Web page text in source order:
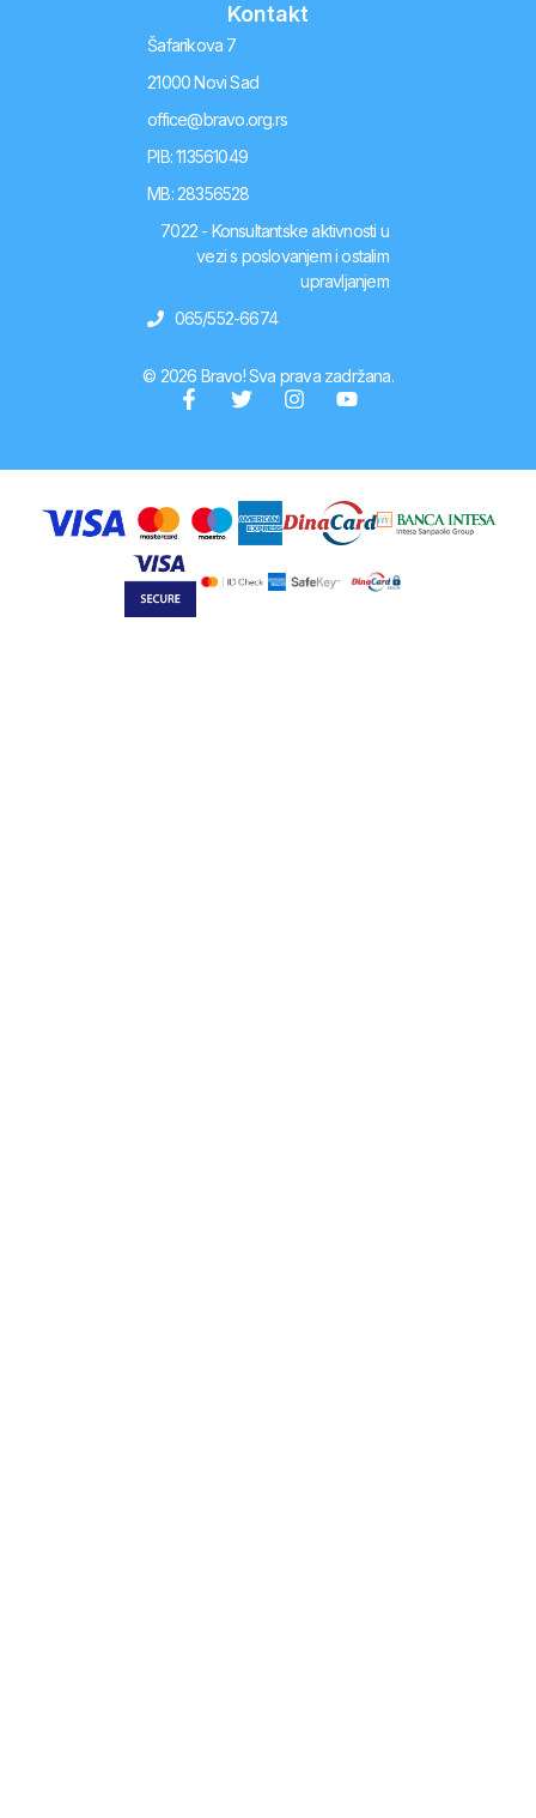
Kontakt
Šafarikova 7
21000 Novi Sad
office@bravo.org.rs
PIB: 113561049
MB: 28356528
7022 - Konsultantske aktivnosti u
vezi s poslovanjem i ostalim
upravljanjem
065/552-6674
© 2026 Bravo! Sva prava zadržana.